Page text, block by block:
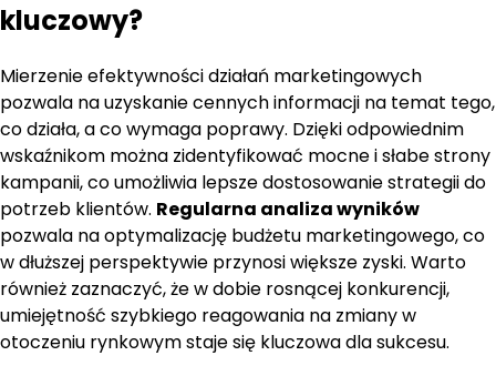
kluczowy?
Mierzenie efektywności działań marketingowych
pozwala na uzyskanie cennych informacji na temat tego,
co działa, a co wymaga poprawy. Dzięki odpowiednim
wskaźnikom można zidentyfikować mocne i słabe strony
kampanii, co umożliwia lepsze dostosowanie strategii do
potrzeb klientów. Regularna analiza wyników
pozwala na optymalizację budżetu marketingowego, co
w dłuższej perspektywie przynosi większe zyski. Warto
również zaznaczyć, że w dobie rosnącej konkurencji,
umiejętność szybkiego reagowania na zmiany w
otoczeniu rynkowym staje się kluczowa dla sukcesu.